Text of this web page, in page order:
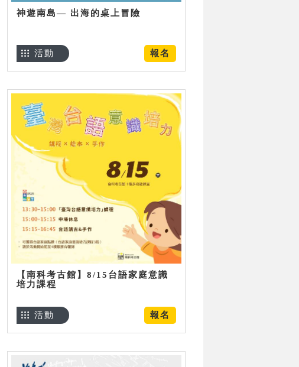
神遊南島— 出海的桌上冒險
報名
活動
【南科考古館】8/15台語家庭意識
培力課程
報名
活動